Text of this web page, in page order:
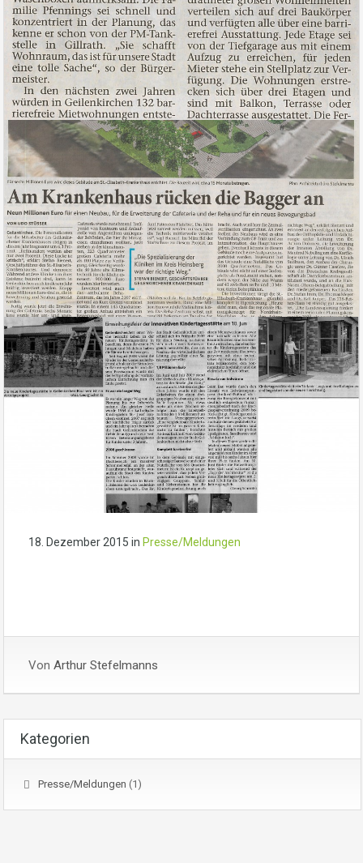
18. Dezember 2015 in Presse/Meldungen
Von Arthur Stefelmanns
Kategorien
Presse/Meldungen (1)